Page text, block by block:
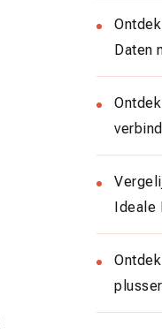
Daten
Ideale